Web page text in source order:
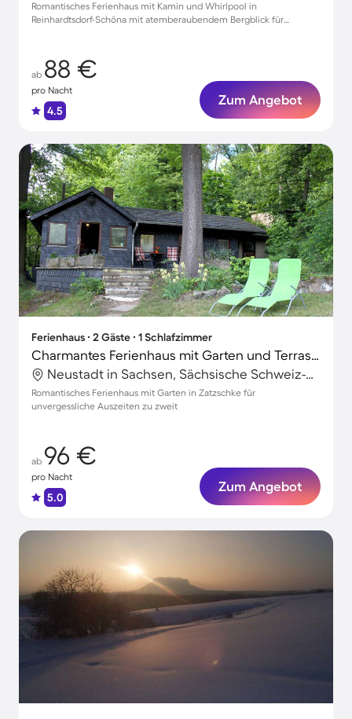
Romantisches Ferienhaus mit Kamin und Whirlpool in
Reinhardtsdorf-Schöna mit atemberaubendem Bergblick für
ab 88 €
pro Nacht
4.5
Zum Angebot
Ferienhaus ∙ 2 Gäste ∙ 1 Schlafzimmer
Charmantes Ferienhaus mit Garten und Terrasse
Neustadt in Sachsen, Sächsische Schweiz-Osterzgebirge, Deutschland
Romantisches Ferienhaus mit Garten in Zatzschke für
unvergessliche Auszeiten zu zweit
ab 96 €
pro Nacht
5.0
Zum Angebot